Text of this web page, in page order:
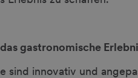
gastronomische
sind innovativ und